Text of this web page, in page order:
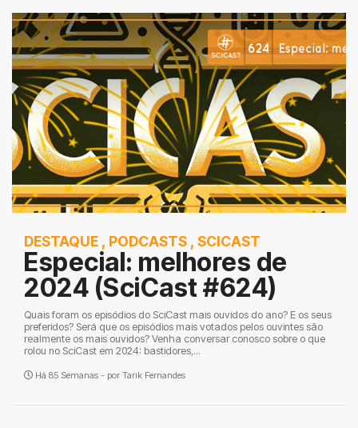
DESTAQUE , PODCASTS , SCICAST
Especial: melhores de
2024 (SciCast #624)
Quais foram os episódios do SciCast mais ouvidos do ano? E os seus
preferidos? Será que os episódios mais votados pelos ouvintes são
realmente os mais ouvidos? Venha conversar conosco sobre o que
rolou no SciCast em 2024: bastidores,...
Há 85 Semanas - por Tarik Fernandes